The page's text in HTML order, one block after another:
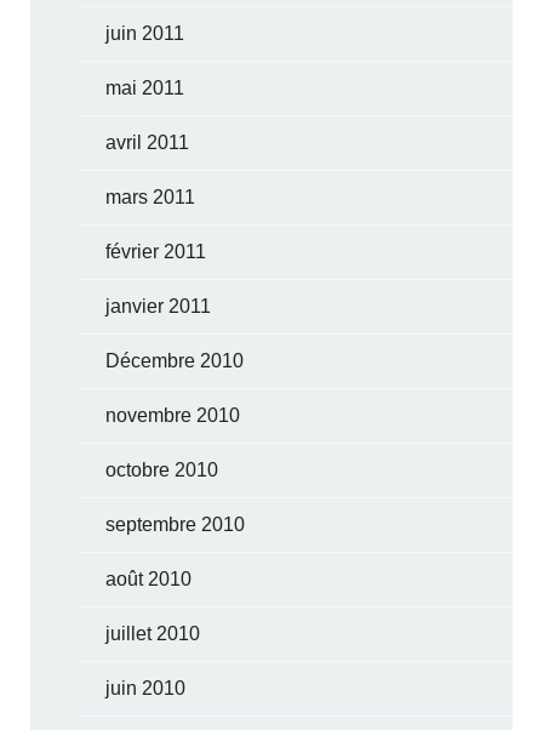
juin 2011
mai 2011
avril 2011
mars 2011
février 2011
janvier 2011
Décembre 2010
novembre 2010
octobre 2010
septembre 2010
août 2010
juillet 2010
juin 2010